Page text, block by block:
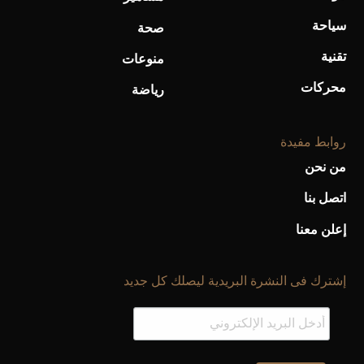
سياحة
تقنية
محركات
صحة
منوعات
رياضة
روابط مفيدة
من نحن
اتصل بنا
إعلن معنا
إشترك فى النشرة البريدية ليصلك كل جديد